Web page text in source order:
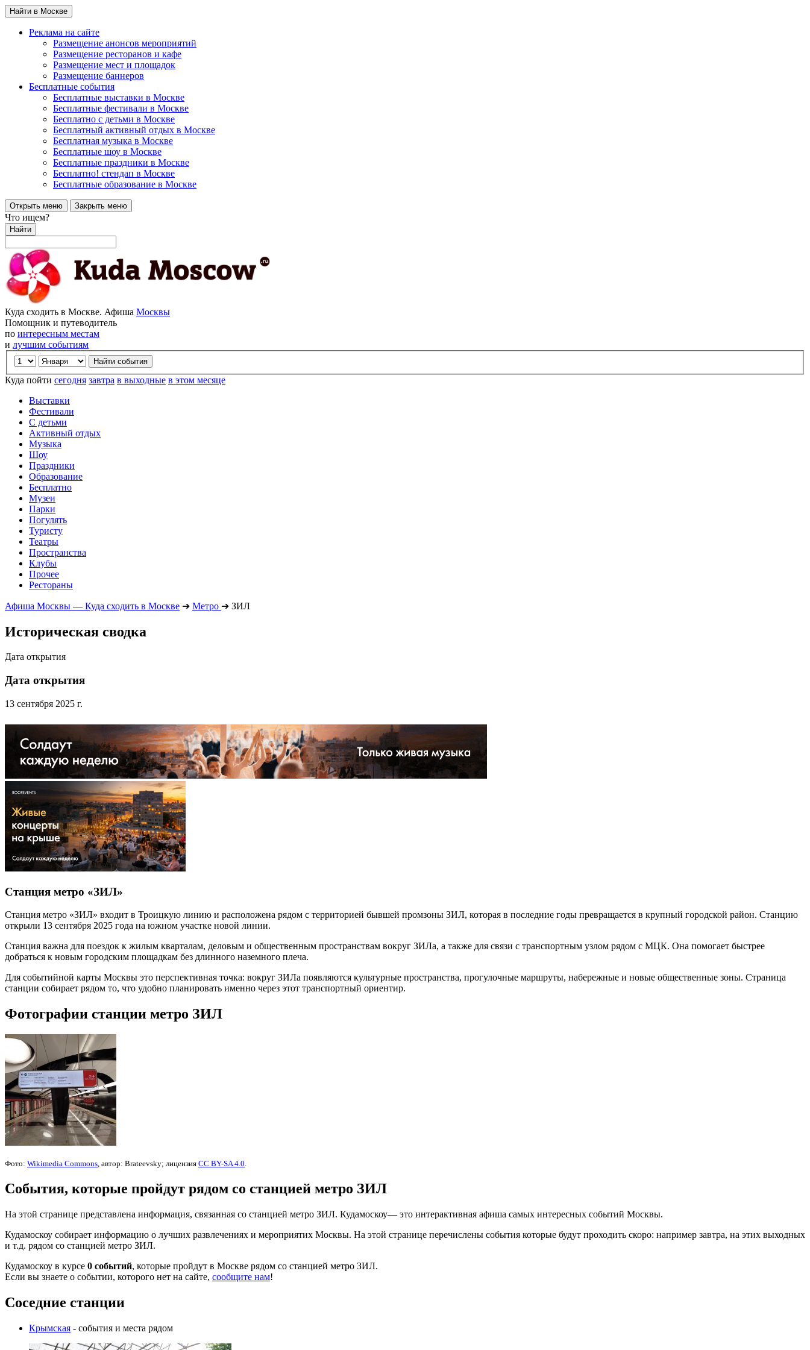
Найти в Москве
Реклама на сайте
Размещение анонсов мероприятий
Размещение ресторанов и кафе
Размещение мест и площадок
Размещение баннеров
Бесплатные события
Бесплатные выставки в Москве
Бесплатные фестивали в Москве
Бесплатно с детьми в Москве
Бесплатный активный отдых в Москве
Бесплатная музыка в Москве
Бесплатные шоу в Москве
Бесплатные праздники в Москве
Бесплатно! стендап в Москве
Бесплатные образование в Москве
Открыть меню Закрыть меню
Что ищем?
Найти
Куда сходить в Москве. Афиша Москвы
Помощник и путеводитель
по интересным местам
и лучшим событиям
Куда пойти сегодня завтра в выходные в этом месяце
Выставки
Фестивали
С детьми
Активный отдых
Музыка
Шоу
Праздники
Образование
Бесплатно
Музеи
Парки
Погулять
Туристу
Театры
Пространства
Клубы
Прочее
Рестораны
Афиша Москвы — Куда сходить в Москве ➔ Метро ➔ ЗИЛ
Историческая сводка
Дата открытия
Дата открытия
13 сентября 2025 г.
Станция метро «ЗИЛ»
Станция метро «ЗИЛ» входит в Троицкую линию и расположена рядом с территорией бывшей промзоны ЗИЛ, которая в последние годы превращается в крупный городской район. Станцию
открыли 13 сентября 2025 года на южном участке новой линии.
Станция важна для поездок к жилым кварталам, деловым и общественным пространствам вокруг ЗИЛа, а также для связи с транспортным узлом рядом с МЦК. Она помогает быстрее
добраться к новым городским площадкам без длинного наземного плеча.
Для событийной карты Москвы это перспективная точка: вокруг ЗИЛа появляются культурные пространства, прогулочные маршруты, набережные и новые общественные зоны. Страница
станции собирает рядом то, что удобно планировать именно через этот транспортный ориентир.
Фотографии станции метро ЗИЛ
Фото: Wikimedia Commons, автор: Brateevsky; лицензия CC BY-SA 4.0.
События, которые пройдут рядом со станцией метро ЗИЛ
На этой странице представлена информация, связанная со станцией метро ЗИЛ. Кудамоскоу— это интерактивная афиша самых интересных событий Москвы.
Кудамоскоу собирает информацию о лучших развлечениях и мероприятих Москвы. На этой странице перечислены события которые будут проходить скоро: например завтра, на этих выходных
и т.д. рядом со станцией метро ЗИЛ.
Кудамоскоу в курсе 0 событий, которые пройдут в Москве рядом со станцией метро ЗИЛ.
Если вы знаете о событии, которого нет на сайте, сообщите нам!
Соседние станции
Крымская - события и места рядом